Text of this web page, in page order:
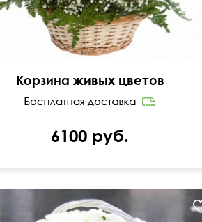
Корзина живых цветов
6100 руб.